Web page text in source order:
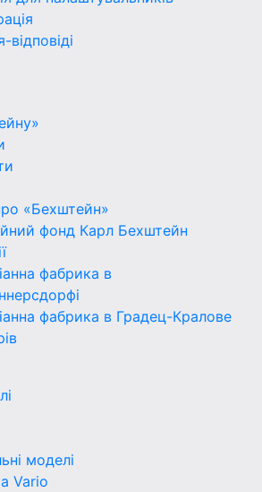
відповіді
«Бехштейн»
фонд Карл Бехштейн
фабрика в
фабрика в Градец-Кралове
моделі
Vario